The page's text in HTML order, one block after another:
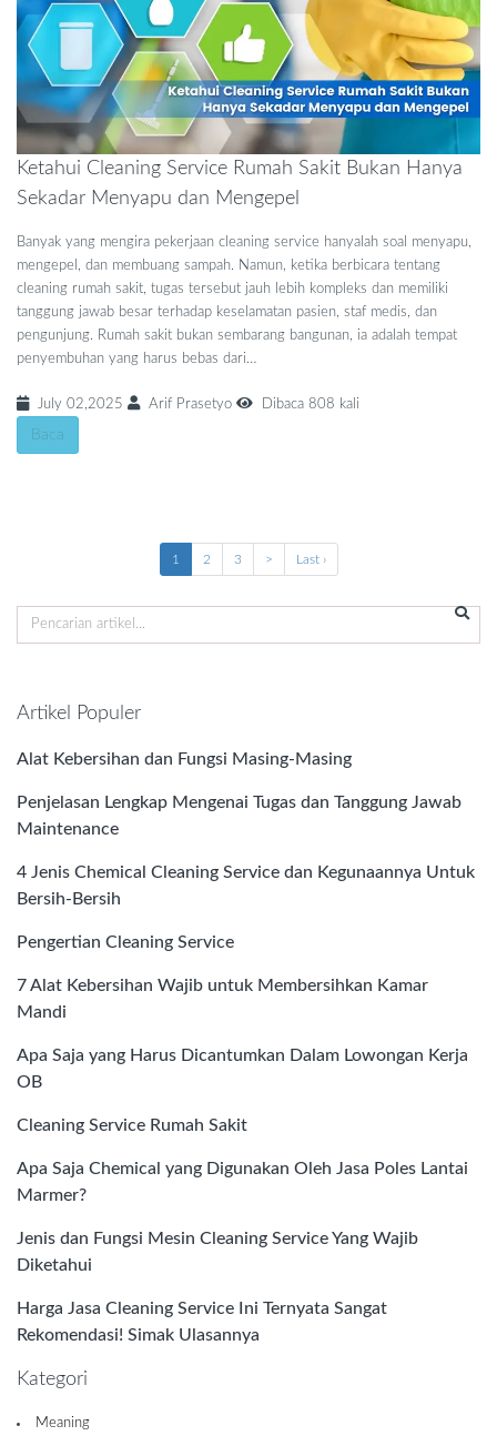
Ketahui Cleaning Service Rumah Sakit Bukan Hanya
Sekadar Menyapu dan Mengepel
Banyak yang mengira pekerjaan cleaning service hanyalah soal menyapu,
mengepel, dan membuang sampah. Namun, ketika berbicara tentang
cleaning rumah sakit, tugas tersebut jauh lebih kompleks dan memiliki
tanggung jawab besar terhadap keselamatan pasien, staf medis, dan
pengunjung. Rumah sakit bukan sembarang bangunan, ia adalah tempat
penyembuhan yang harus bebas dari…
July 02,2025 Arif Prasetyo Dibaca 808 kali
Baca
1 2 3 > Last ›
Artikel Populer
Alat Kebersihan dan Fungsi Masing-Masing
Penjelasan Lengkap Mengenai Tugas dan Tanggung Jawab
Maintenance
4 Jenis Chemical Cleaning Service dan Kegunaannya Untuk
Bersih-Bersih
Pengertian Cleaning Service
7 Alat Kebersihan Wajib untuk Membersihkan Kamar
Mandi
Apa Saja yang Harus Dicantumkan Dalam Lowongan Kerja
OB
Cleaning Service Rumah Sakit
Apa Saja Chemical yang Digunakan Oleh Jasa Poles Lantai
Marmer?
Jenis dan Fungsi Mesin Cleaning Service Yang Wajib
Diketahui
Harga Jasa Cleaning Service Ini Ternyata Sangat
Rekomendasi! Simak Ulasannya
Kategori
Meaning